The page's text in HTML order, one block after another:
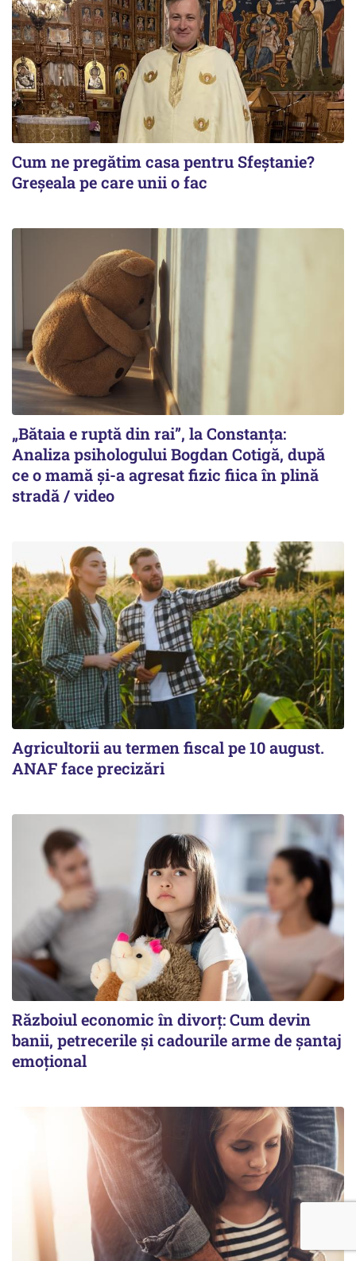
Cum ne pregătim casa pentru Sfeștanie?
Greșeala pe care unii o fac
„Bătaia e ruptă din rai”, la Constanța:
Analiza psihologului Bogdan Cotigă, după
ce o mamă și-a agresat fizic fiica în plină
stradă / video
Agricultorii au termen fiscal pe 10 august.
ANAF face precizări
Războiul economic în divorț: Cum devin
banii, petrecerile și cadourile arme de șantaj
emoțional